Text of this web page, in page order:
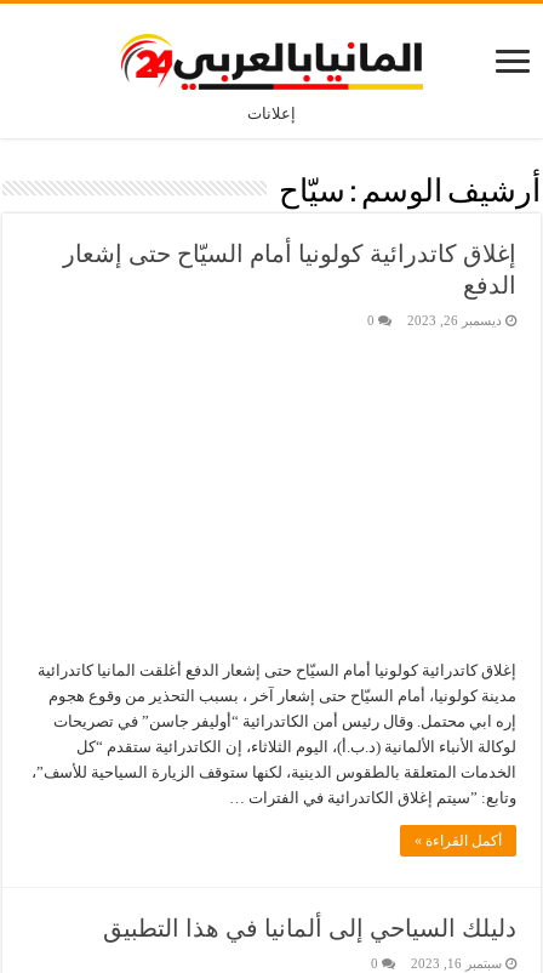
إعلانات
أرشيف الوسم : سيّاح
إغلاق كاتدرائية كولونيا أمام السيّاح حتى إشعار
الدفع
ديسمبر 26, 2023 0
إغلاق كاتدرائية كولونيا أمام السيّاح حتى إشعار الدفع أغلقت المانيا كاتدرائية
مدينة كولونيا، أمام السيّاح حتى إشعار آخر ، بسبب التحذير من وقوع هجوم
إره ابي محتمل. وقال رئيس أمن الكاتدرائية “أوليفر جاسن” في تصريحات
لوكالة الأنباء الألمانية (د.ب.أ)، اليوم الثلاثاء، إن الكاتدرائية ستقدم “كل
الخدمات المتعلقة بالطقوس الدينية، لكنها ستوقف الزيارة السياحية للأسف”،
وتابع: ”سيتم إغلاق الكاتدرائية في الفترات …
أكمل القراءة »
دليلك السياحي إلى ألمانيا في هذا التطبيق
سبتمبر 16, 2023 0